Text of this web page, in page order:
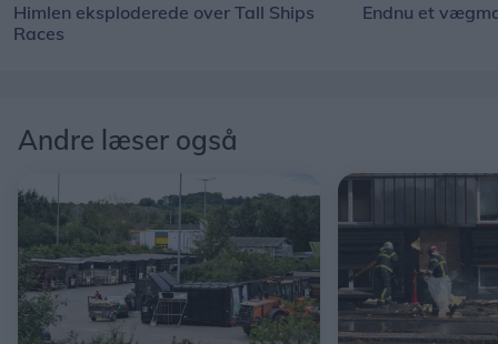
Himlen eksploderede over Tall Ships
Races
Endnu et
Andre læser også